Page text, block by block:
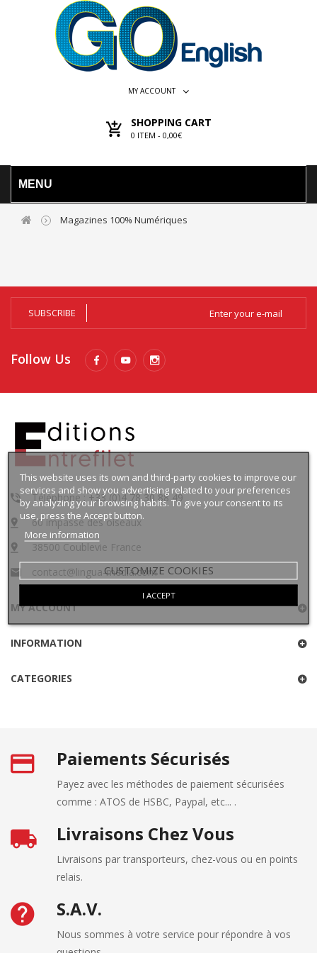
MY ACCOUNT
SHOPPING CART
0 ITEM - 0,00€
MENU
Magazines 100% Numériques
This website uses its own and third-party cookies to improve our
services and show you advertising related to your preferences
by analyzing your browsing habits. To give your consent to its
use, press the Accept button.
More information
CUSTOMIZE COOKIES
I ACCEPT
SUBSCRIBE
Follow Us
Téléphone : +33 (0)4 78 30 88 49
60 impasse des oiseaux
38500 Coublevie France
contact@lingua-media.com
MY ACCOUNT
INFORMATION
CATEGORIES
Paiements Sécurisés
Payez avec les méthodes de paiement sécurisées
comme : ATOS de HSBC, Paypal, etc... .
Livraisons Chez Vous
Livraisons par transporteurs, chez-vous ou en points
relais.
S.A.V.
Nous sommes à votre service pour répondre à vos